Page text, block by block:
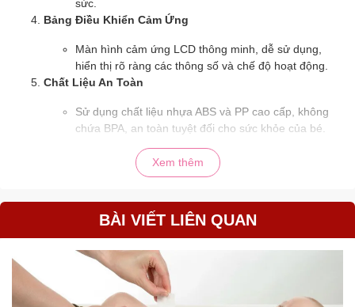
sức.
Bảng Điều Khiển Cảm Ứng
Màn hình cảm ứng LCD thông minh, dễ sử dụng,
hiển thị rõ ràng các thông số và chế độ hoạt động.
Chất Liệu An Toàn
Sử dụng chất liệu nhựa ABS và PP cao cấp, không
chứa BPA, an toàn tuyệt đối cho sức khỏe của bé.
Thiết kế tháo lắp đơn giản, các bộ phận có thể dễ
Chức Năng Khóa An Toàn
Chế độ khóa an toàn ngăn trẻ em tự ý điều chỉnh
máy, đảm bảo sự an tâm cho các bậc phụ huynh.
Lợi Ích Khi Sử Dụng Niucun Pro
Xem thêm
BÀI VIẾT LIÊN QUAN